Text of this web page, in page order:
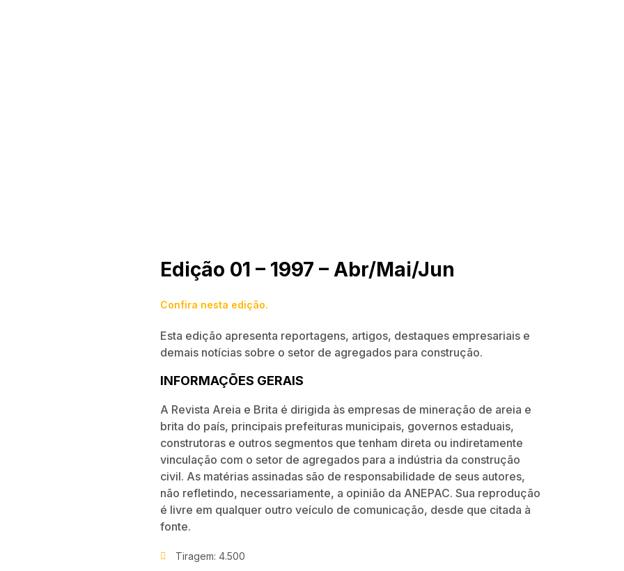
Edição 01 – 1997 – Abr/Mai/Jun
Confira nesta edição.
Esta edição apresenta reportagens, artigos, destaques empresariais e
demais notícias sobre o setor de agregados para construção.
INFORMAÇÕES GERAIS
A Revista Areia e Brita é dirigida às empresas de mineração de areia e
brita do país, principais prefeituras municipais, governos estaduais,
construtoras e outros segmentos que tenham direta ou indiretamente
vincu­lação com o setor de agregados para a indústria da construção
civil. As matérias assinadas são de responsabilidade de seus autores,
não refletindo, necessariamente, a opinião da ANEPAC. Sua reprodução
é livre em qualquer outro veículo de comunicação, desde que citada à
fonte.
Tiragem: 4.500